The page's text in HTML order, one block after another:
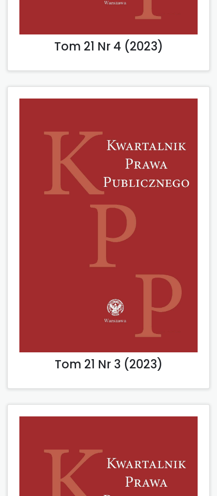
Tom 21 Nr 4 (2023)
Tom 21 Nr 3 (2023)